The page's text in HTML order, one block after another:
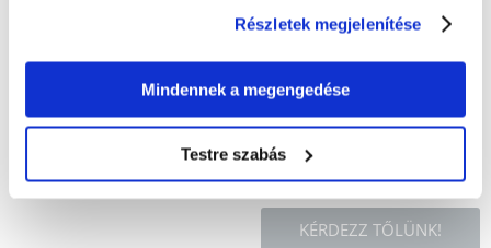
Részletek megjelenítése
Mindennek a megengedése
Testre szabás
Biztosítja a szükséges mennyiségű rostot a táplálék tömegének az állat
anyagcserét és eltávolítja az emésztőrendszerből az emésztetlen
ételmaradékokat. A fű fogyasztásával az állatok nem eszik meg a
KÉRDEZZ TŐLÜNK!